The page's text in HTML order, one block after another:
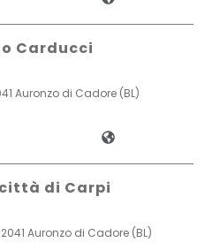
Carducci
Auronzo di Cadore (BL)
di Carpi
Auronzo di Cadore (BL)